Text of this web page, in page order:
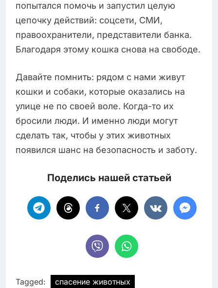
попытался помочь и запустил целую
цепочку действий: соцсети, СМИ,
правоохранители, представители банка.
Благодаря этому кошка снова на свободе.
Давайте помнить: рядом с нами живут
кошки и собаки, которые оказались на
улице не по своей воле. Когда-то их
бросили люди. И именно люди могут
сделать так, чтобы у этих животных
появился шанс на безопасность и заботу.
Поделись нашей статьей
Tagged: спасение животных